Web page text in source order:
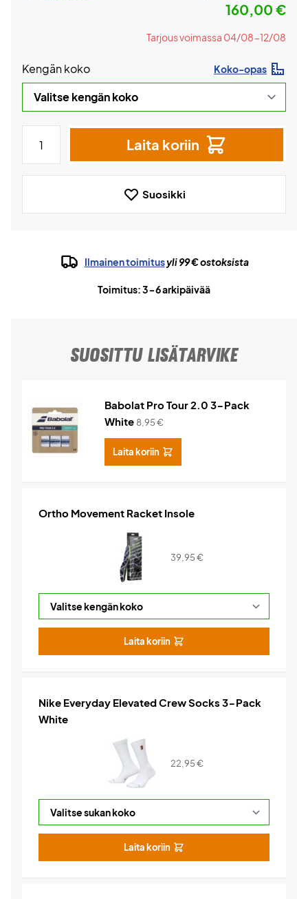
160,00 €
Tarjous voimassa 04/08-12/08
Kengän koko Koko-opas
Laita koriin
Suosikki
Ilmainen toimitusyli 99 € ostoksista
Toimitus: 3-6 arkipäivää
SUOSITTU LISÄTARVIKE
Babolat Pro Tour 2.0 3-Pack
White 8,95€
Laita koriin
Ortho Movement Racket Insole
39,95€
Laita koriin
Nike Everyday Elevated Crew Socks 3-Pack
White
22,95€
Laita koriin